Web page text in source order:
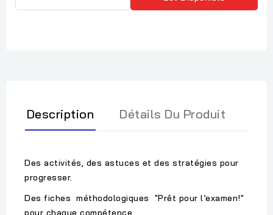
Description Détails Du Produit
Des activités, des astuces et des stratégies pour
progresser.
Des fiches méthodologiques "Prêt pour l’examen!"
pour chaque compétence .